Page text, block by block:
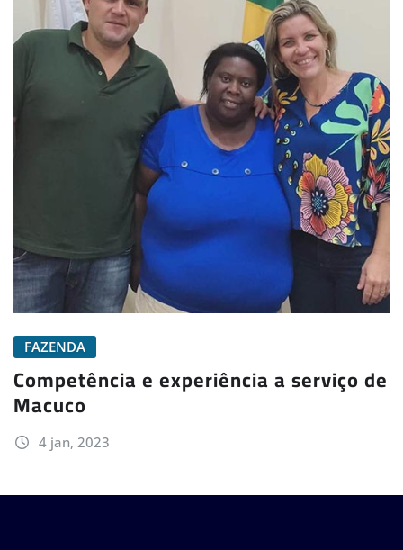
FAZENDA
Competência e experiência a serviço de
Macuco
4 jan, 2023